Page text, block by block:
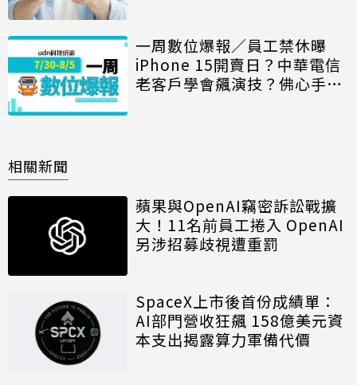
一周數位爆報／員工禁休曝
iPhone 15開賣日？中華電信
老客戶學會飆演技？佛心手遊
相關新聞
蘋果與OpenAI竊密訴訟戰擴
大！11名前員工捲入 OpenAI
另涉招募歧視遭重罰
SpaceX上市後首份成績單：
AI部門營收狂飆 158億美元資
本支出揭露算力軍備代價